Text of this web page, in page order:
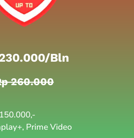
bln
260.000
Prime Video